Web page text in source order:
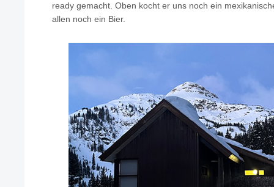
ready gemacht. Oben kocht er uns noch ein
allen noch ein Bier.